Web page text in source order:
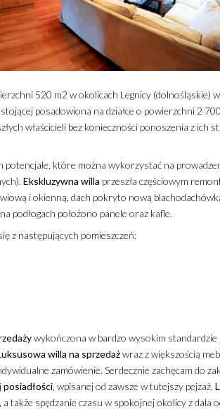
520 m2 w okolicach Legnicy (dolnośląskie)
posadowiona na działce o powierzchni 2
właścicieli bez konieczności ponoszenia z
potencjale, które można wykorzystać na
Ekskluzywna willa przeszła częściowym
i okienną, dach pokryto nową
podłogach położono panele oraz kafle.
z następujących pomieszczeń:
wykończona w bardzo wysokim
willa na sprzedażwraz z większością
zamówienie. Serdecznie zachęcam do
posiadłości, wpisanej od zawsze w tutejszy pejzaż.
także spędzanie czasu w spokojnej okolicy z dala